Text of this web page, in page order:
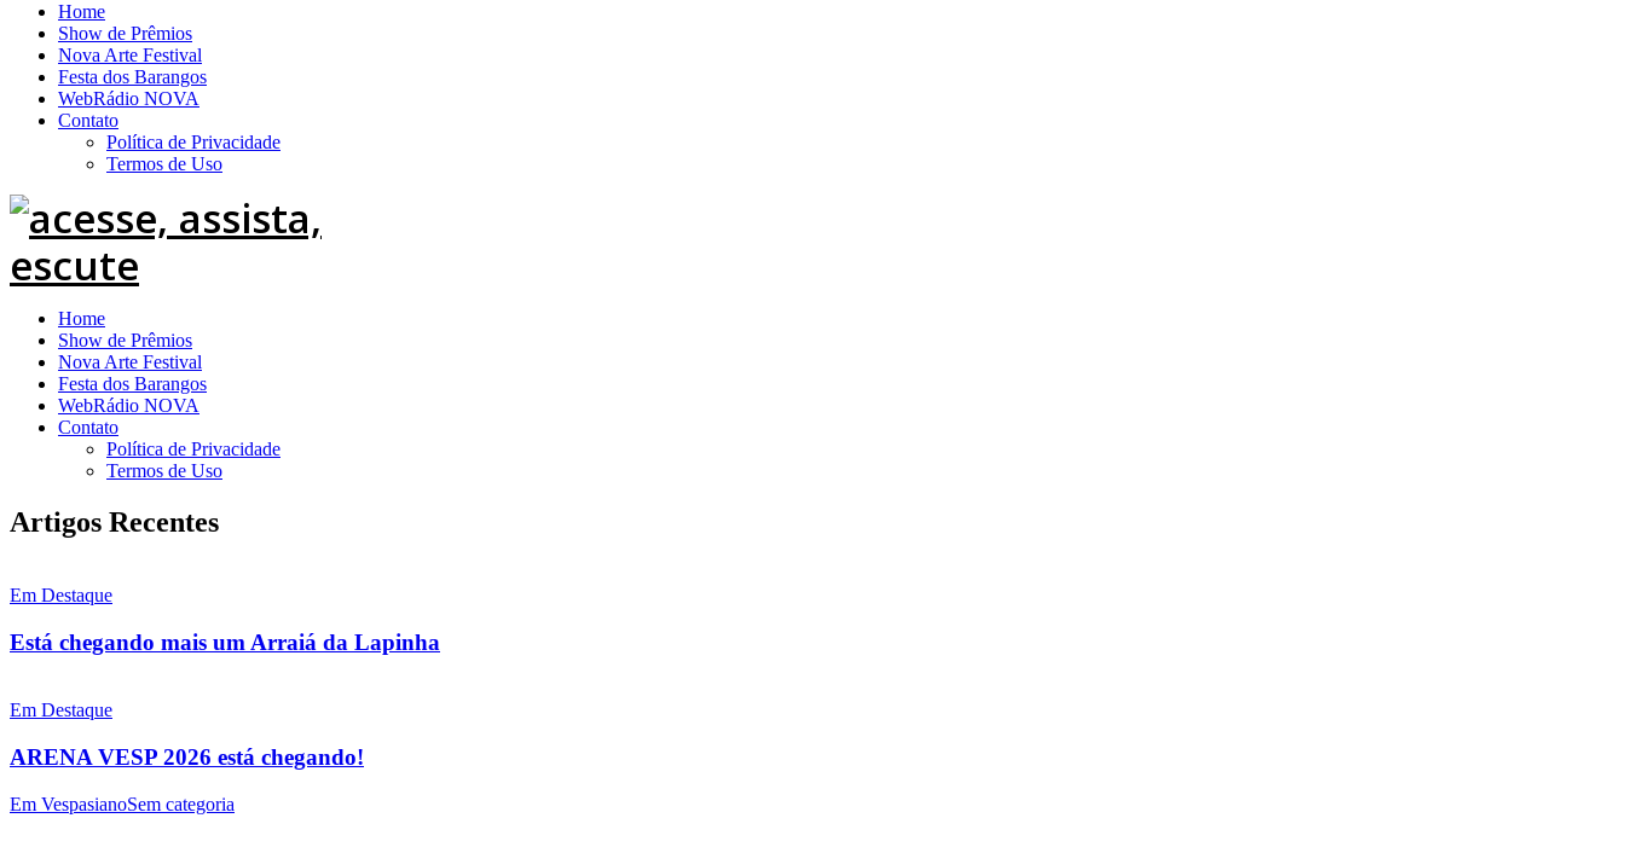
Home
Show de Prêmios
Nova Arte Festival
Festa dos Barangos
WebRádio NOVA
Contato
Política de Privacidade
Termos de Uso
Home
Show de Prêmios
Nova Arte Festival
Festa dos Barangos
WebRádio NOVA
Contato
Política de Privacidade
Termos de Uso
Artigos Recentes
Em Destaque
Está chegando mais um Arraiá da Lapinha
Em Destaque
ARENA VESP 2026 está chegando!
Em VespasianoSem categoria